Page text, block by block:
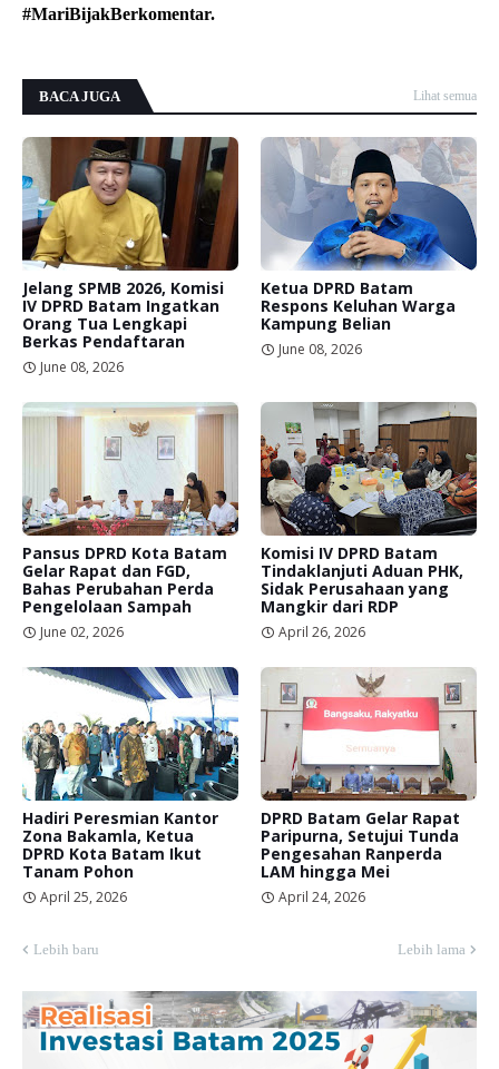
#MariBijakBerkomentar.
BACA JUGA Lihat semua
Jelang SPMB 2026, Komisi
IV DPRD Batam Ingatkan
Orang Tua Lengkapi
Berkas Pendaftaran
June 08, 2026
Ketua DPRD Batam
Respons Keluhan Warga
Kampung Belian
June 08, 2026
Pansus DPRD Kota Batam
Gelar Rapat dan FGD,
Bahas Perubahan Perda
Pengelolaan Sampah
June 02, 2026
Komisi IV DPRD Batam
Tindaklanjuti Aduan PHK,
Sidak Perusahaan yang
Mangkir dari RDP
April 26, 2026
Hadiri Peresmian Kantor
Zona Bakamla, Ketua
DPRD Kota Batam Ikut
Tanam Pohon
April 25, 2026
DPRD Batam Gelar Rapat
Paripurna, Setujui Tunda
Pengesahan Ranperda
LAM hingga Mei
April 24, 2026
Lebih baru Lebih lama